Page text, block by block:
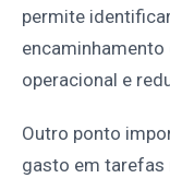
permite
operacional e
Outro ponto
gasto em tarefas